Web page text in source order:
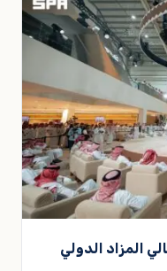
ليالي المزاد الدولي